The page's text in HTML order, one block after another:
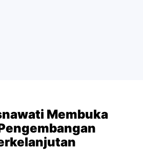
Membuka